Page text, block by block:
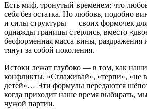
Есть миф, тронутый временем: что
себя без остатка. Но любовь, подобно
и силы структуры — своих формочек для
однажды границы стерлись, вместо
бесформенная масса вины, раздражения
тянут за собой поколения.
Истоки лежат глубоко — в том, как
конфликты. «Сглаживай», «терпи», «не
детей»… Эти формулы передаются
когда приходит наше время выбирать,
чужой партии.